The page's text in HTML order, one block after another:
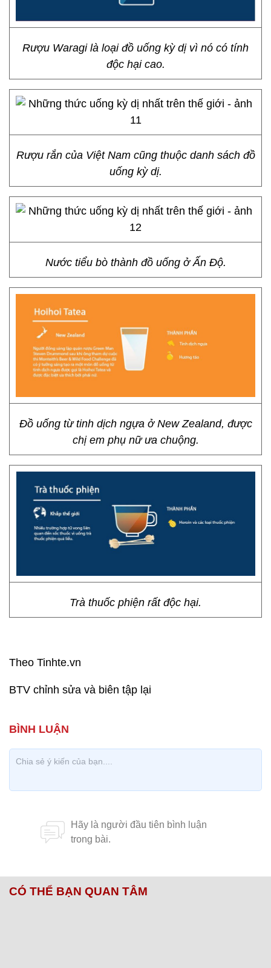
Rượu Waragi là loại đồ uống kỳ dị vì nó có tính
độc hại cao.
Rượu rắn của Việt Nam cũng thuộc danh sách đồ
uống kỳ dị.
Nước tiểu bò thành đồ uống ở Ấn Độ.
Đồ uống từ tinh dịch ngựa ở New Zealand, được
chị em phụ nữ ưa chuộng.
Trà thuốc phiện rất độc hại.
Theo Tinhte.vn
BTV chỉnh sửa và biên tập lại
CÓ THỂ BẠN QUAN TÂM